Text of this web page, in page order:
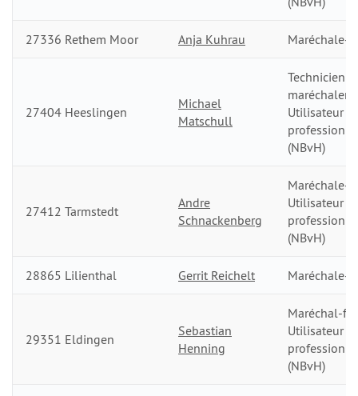
27336 Rethem Moor Anja Kuhrau Maréchale-
27404 Heeslingen
Michael
Matschull
Technicien
maréchalerie
Utilisateur
(NBvH)
27412 Tarmstedt
Andre
Schnackenberg
Maréchale-
Utilisateur
(NBvH)
28865 Lilienthal Gerrit Reichelt Maréchale-
29351 Eldingen
Sebastian
Henning
Maréchal-
Utilisateur
(NBvH)